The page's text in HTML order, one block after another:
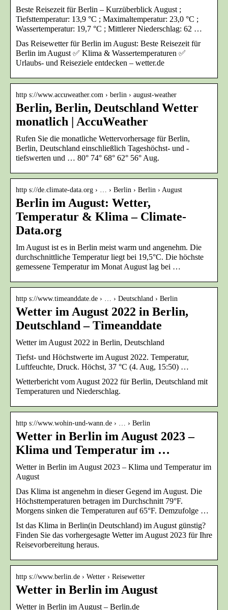
Beste Reisezeit für Berlin – Kurzüberblick August ;
Tiefsttemperatur: 13,9 °C ; Maximaltemperatur: 23,0 °C ;
Wassertemperatur: 19,7 °C ; Mittlerer Niederschlag: 62 …
Das Reisewetter für Berlin im August: Beste Reisezeit für
Berlin im August ✅ Klima & Wassertemperaturen ✅
Urlaubs- und Reiseziele entdecken – wetter.de
http s://www.accuweather.com › berlin › august-weather
Berlin, Berlin, Deutschland Wetter
monatlich | AccuWeather
Rufen Sie die monatliche Wettervorhersage für Berlin,
Berlin, Deutschland einschließlich Tageshöchst- und -
tiefswerten und … 80° 74° 68° 62° 56° Aug.
http s://de.climate-data.org › … › Berlin › Berlin › August
Berlin im August: Wetter,
Temperatur & Klima – Climate-
Data.org
Im August ist es in Berlin meist warm und angenehm. Die
durchschnittliche Temperatur liegt bei 19,5°C. Die höchste
gemessene Temperatur im Monat August lag bei …
http s://www.timeanddate.de › … › Deutschland › Berlin
Wetter im August 2022 in Berlin,
Deutschland – Timeanddate
Wetter im August 2022 in Berlin, Deutschland
Tiefst- und Höchstwerte im August 2022. Temperatur,
Luftfeuchte, Druck. Höchst, 37 °C (4. Aug, 15:50) …
Wetterbericht vom August 2022 für Berlin, Deutschland mit
Temperaturen und Niederschlag.
http s://www.wohin-und-wann.de › … › Berlin
Wetter in Berlin im August 2023 –
Klima und Temperatur im …
Wetter in Berlin im August 2023 – Klima und Temperatur im
August
Das Klima ist angenehm in dieser Gegend im August. Die
Höchsttemperaturen betragen im Durchschnitt 79°F.
Morgens sinken die Temperaturen auf 65°F. Demzufolge …
Ist das Klima in Berlin(in Deutschland) im August günstig?
Finden Sie das vorhergesagte Wetter im August 2023 für Ihre
Reisevorbereitung heraus.
http s://www.berlin.de › Wetter › Reisewetter
Wetter in Berlin im August
Wetter in Berlin im August – Berlin.de